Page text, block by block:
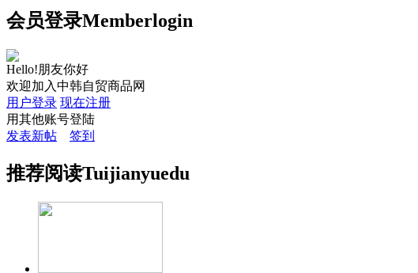
会员登录Memberlogin
Hello!朋友你好
欢迎加入中韩自贸商品网
用户登录 现在注册
用其他账号登陆
发表新帖
签到
推荐阅读Tuijianyuedu